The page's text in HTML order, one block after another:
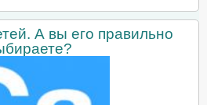
А вы его правильно